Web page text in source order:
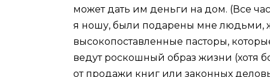
может дать им деньги на дом. (Все
я ношу, были подарены мне людьми,
высокопоставленные пасторы,
ведут роскошный образ жизни (хотя
от продажи книг или законных